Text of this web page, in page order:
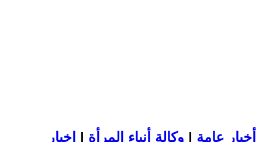
أخبار عامة | وكالة أنباء المرأة | اخبار